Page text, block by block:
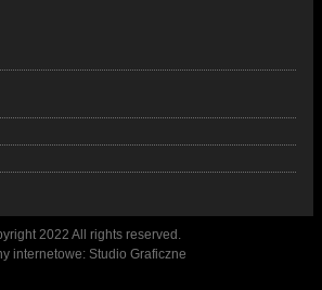
2022 All rights reserved.
internetowe: Studio Graficzne